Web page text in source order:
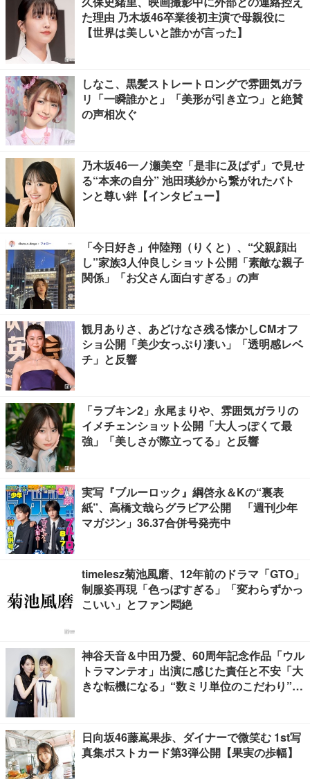
た理由 乃木坂46卒業後初主演で母親役に
【世界は美しいと誰かが言った】
しなこ、黒髪ストレートロングで雰囲気ガラ
リ「一瞬誰かと」「美形が引き立つ」と絶賛
の声相次ぐ
乃木坂46一ノ瀬美空「是非に及ばず」で見せ
る“本来の自分” 池田瑛紗から繋がれたバト
ンと尊い絆【インタビュー】
「今日好き」仲陸翔（りくと）、“父親顔出
し”家族3人仲良しショット公開「素敵な親子
関係」「お父さん面白すぎる」の声
観月ありさ、あどけなさ残る懐かしCMオフ
ショ公開「美少女っぷり凄い」「透明感レベ
チ」と反響
「ラブキン2」永尾まりや、雰囲気ガラリの
イメチェンショット公開「大人っぽくて最
強」「美しさが際立ってる」と反響
実写『ブルーロック』綱啓永＆Kの“裏表
紙”、高橋文哉らグラビア公開 「週刊少年
マガジン」36.37合併号発売中
timelesz菊池風磨、12年前のドラマ「GTO」
制服姿再現「色っぽすぎる」「変わらずかっ
こいい」とファン悶絶
神谷天音＆中田乃愛、60周年記念作品「ウル
トラマンテオ」出演に感じた責任と不安「大
きな転機になる」“数ミリ単位のこだわり”特
日向坂46藤嶌果歩、ダイナーで微笑む 1st写
真集ポストカード第3弾公開【果実の歩幅】